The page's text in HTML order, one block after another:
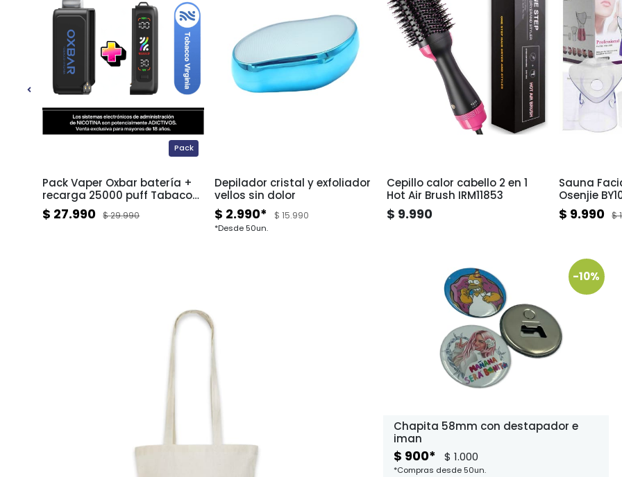
Pack
Pack Vaper Oxbar batería +
recarga 25000 puff Tabaco
Virginia
$ 27.990 $ 29.990
Depilador cristal y exfoliador
vellos sin dolor
$ 2.990* $ 15.990
*Desde 50un.
Cepillo calor cabello 2 en 1
Hot Air Brush IRM11853
$ 9.990
Sauna
Osenjie
$ 9.990 $
-10%
Chapita 58mm con destapador e
iman
$ 900* $ 1.000
*Compras desde 50un.